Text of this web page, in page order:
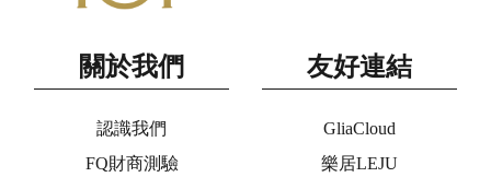
關於我們
認識我們
FQ財商測驗
友好連結
GliaCloud
樂居LEJU